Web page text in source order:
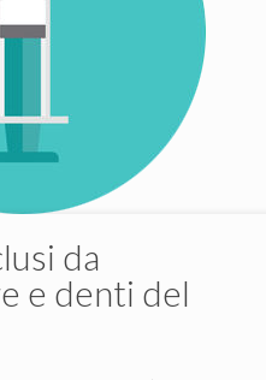
da
e denti del